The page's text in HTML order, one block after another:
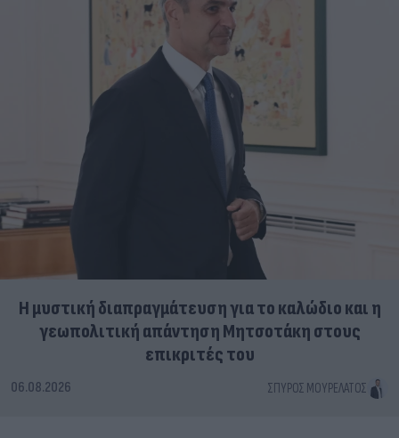
Η μυστική διαπραγμάτευση για το καλώδιο και η
γεωπολιτική απάντηση Μητσοτάκη στους
επικριτές του
06.08.2026 ΣΠΎΡΟΣ ΜΟΥΡΕΛΆΤΟΣ